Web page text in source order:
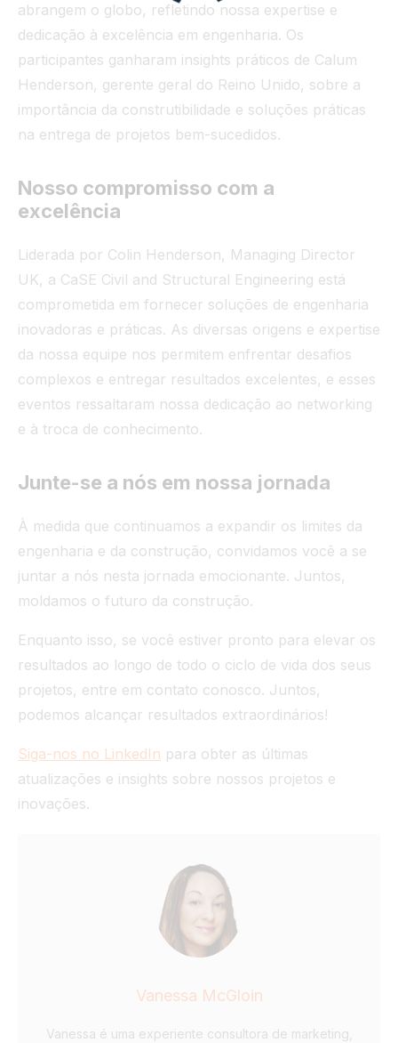
abrangem o globo, refletindo nossa expertise e
dedicação à excelência em engenharia. Os
participantes ganharam insights práticos de Calum
Henderson, gerente geral do Reino Unido, sobre a
importância da construtibilidade e soluções práticas
na entrega de projetos bem-sucedidos.
Nosso compromisso com a
excelência
Liderada por Colin Henderson, Managing Director
UK, a CaSE Civil and Structural Engineering está
comprometida em fornecer soluções de engenharia
inovadoras e práticas. As diversas origens e expertise
da nossa equipe nos permitem enfrentar desafios
complexos e entregar resultados excelentes, e esses
eventos ressaltaram nossa dedicação ao networking
e à troca de conhecimento.
Junte-se a nós em nossa jornada
À medida que continuamos a expandir os limites da
engenharia e da construção, convidamos você a se
juntar a nós nesta jornada emocionante. Juntos,
moldamos o futuro da construção.
Enquanto isso, se você estiver pronto para elevar os
resultados ao longo de todo o ciclo de vida dos seus
projetos, entre em contato conosco. Juntos,
podemos alcançar resultados extraordinários!
Siga-nos no LinkedIn para obter as últimas
atualizações e insights sobre nossos projetos e
inovações.
Vanessa McGloin
Vanessa é uma experiente consultora de marketing,